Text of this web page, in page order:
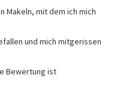
Makeln, mit dem ich mich
und mich mitgerissen
Bewertung ist